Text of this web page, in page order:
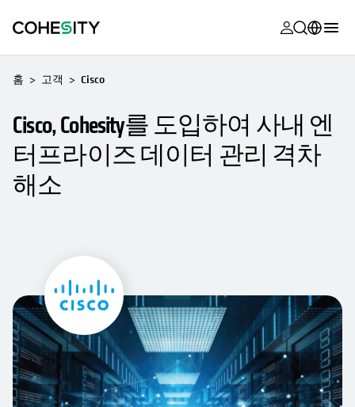
opens in a
opens in a
Alta
opens in a
지원
opens in a
opens in a
opens in a
opens in a
파트너
opens in a
Deutsch (Germany)
Français (France)
홈 고객 Cisco
Cisco, Cohesity를 도입하여 사내 엔
터프라이즈 데이터 관리 격차
해소